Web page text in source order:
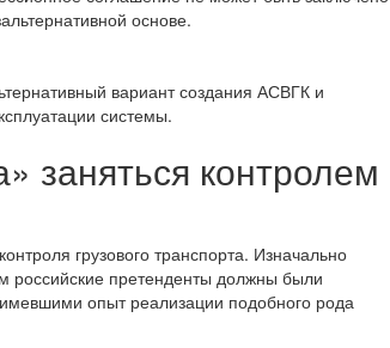
основе.
вариант создания АСВГК и
системы.
заняться контролем
грузового транспорта. Изначально
российские претенденты должны были
опыт реализации подобного рода